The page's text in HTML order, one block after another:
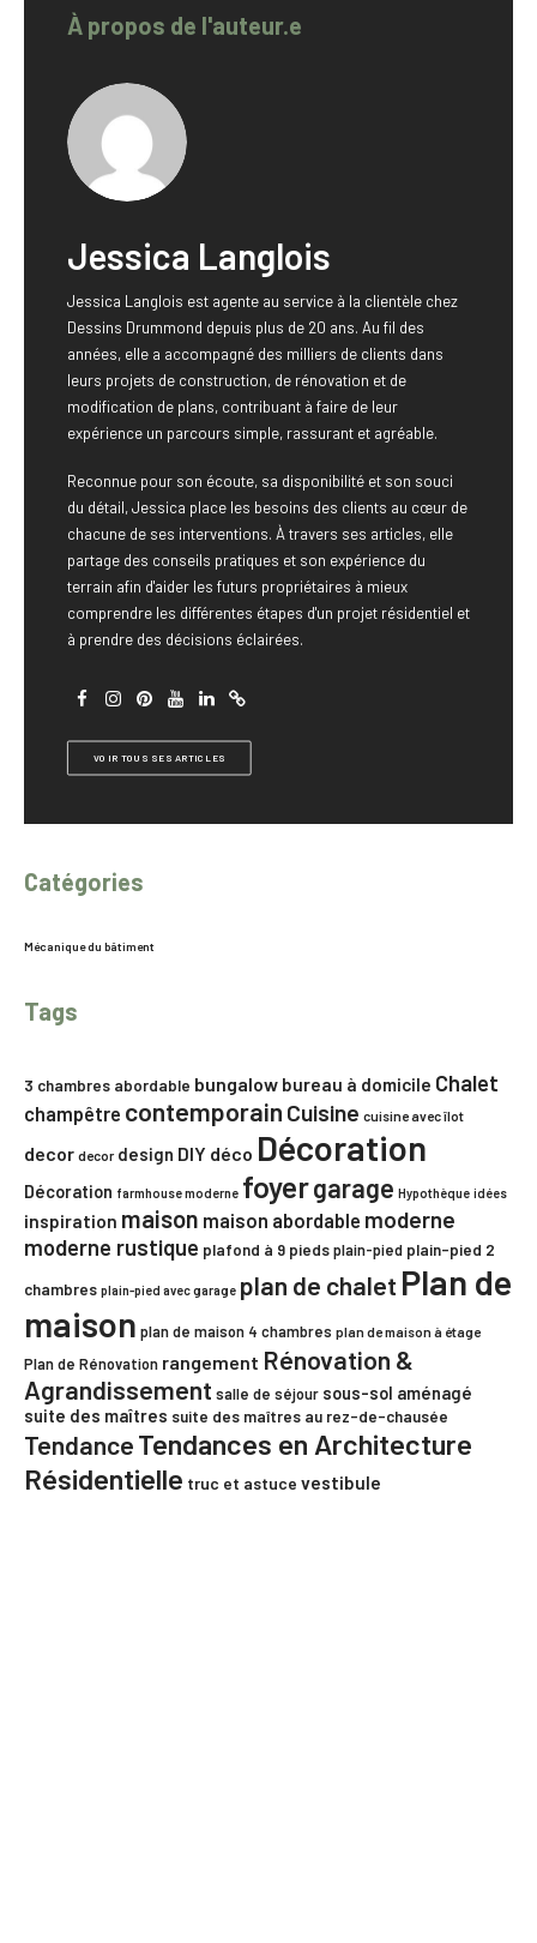
À propos de l'auteur.e
Jessica Langlois
Jessica Langlois est agente au service à la clientèle chez
Dessins Drummond depuis plus de 20 ans. Au fil des
années, elle a accompagné des milliers de clients dans
leurs projets de construction, de rénovation et de
modification de plans, contribuant à faire de leur
expérience un parcours simple, rassurant et agréable.
Reconnue pour son écoute, sa disponibilité et son souci
du détail, Jessica place les besoins des clients au cœur de
chacune de ses interventions. À travers ses articles, elle
partage des conseils pratiques et son expérience du
terrain afin d'aider les futurs propriétaires à mieux
comprendre les différentes étapes d'un projet résidentiel et
à prendre des décisions éclairées.
VOIR TOUS SES ARTICLES
Catégories
Mécanique du bâtiment
Tags
3 chambres abordable bungalow bureau à domicile Chalet
champêtre contemporain Cuisine cuisine avec îlot
decor decor design DIY déco Décoration
Décoration farmhouse moderne foyergarage Hypothèque idées
inspiration maison maison abordable moderne
moderne rustique plafond à 9 piedsplain-pied plain-pied 2
chambres plain-pied avec garage plan de chalet Plan de
maison plan de maison 4 chambres plan de maison à étage
Plan de Rénovation rangement Rénovation &
Agrandissement salle de séjour sous-sol aménagé
suite des maîtres suite des maîtres au rez-de-chausée
Tendance Tendances en Architecture
Résidentielle truc et astuce vestibule